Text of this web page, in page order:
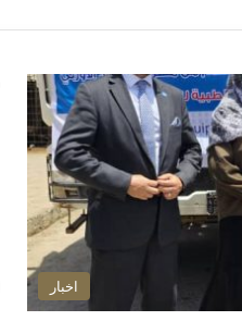
اخبار